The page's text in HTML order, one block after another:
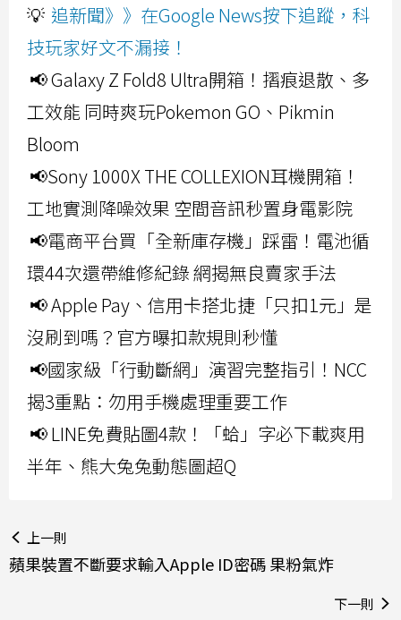
💡 追新聞》》在Google News按下追蹤，科
技玩家好文不漏接！
📢 Galaxy Z Fold8 Ultra開箱！摺痕退散、多
工效能 同時爽玩Pokemon GO、Pikmin
Bloom
📢Sony 1000X THE COLLEXION耳機開箱！
工地實測降噪效果 空間音訊秒置身電影院
📢電商平台買「全新庫存機」踩雷！電池循
環44次還帶維修紀錄 網揭無良賣家手法
📢 Apple Pay、信用卡搭北捷「只扣1元」是
沒刷到嗎？官方曝扣款規則秒懂
📢國家級「行動斷網」演習完整指引！NCC
揭3重點：勿用手機處理重要工作
📢 LINE免費貼圖4款！「蛤」字必下載爽用
半年、熊大兔兔動態圖超Q
上一則
蘋果裝置不斷要求輸入Apple ID密碼 果粉氣炸
下一則